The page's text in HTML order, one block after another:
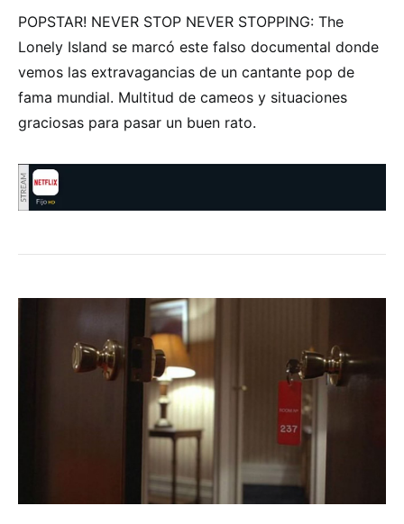
POPSTAR! NEVER STOP NEVER STOPPING: The
Lonely Island se marcó este falso documental donde
vemos las extravagancias de un cantante pop de
fama mundial. Multitud de cameos y situaciones
graciosas para pasar un buen rato.